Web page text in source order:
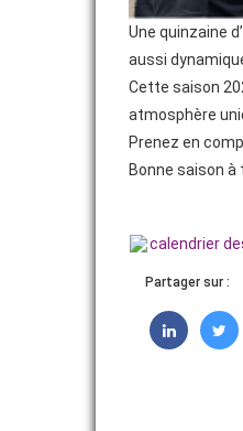
Une quinzaine
aussi
Cette saison
atmosphère
Prenez en
Bonne saison à
calendrier
Partager sur :